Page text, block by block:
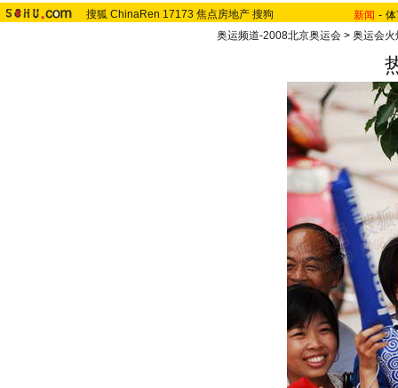
搜狐 ChinaRen 17173 焦点房地产 搜狗 新闻 -
奥运频道-2008北京奥运会 > 奥运会火